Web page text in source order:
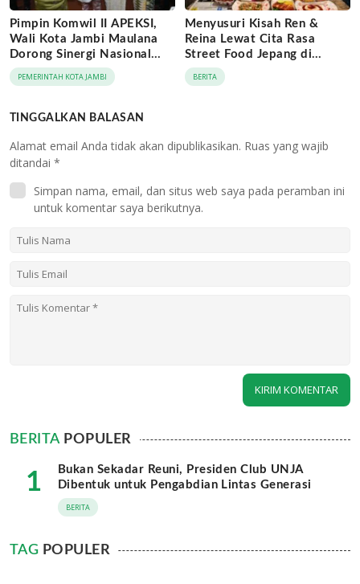
Pimpin Komwil II APEKSI,
Wali Kota Jambi Maulana
Dorong Sinergi Nasional
Antar-Kota
PEMERINTAH KOTA JAMBI
Menyusuri Kisah Ren &
Reina Lewat Cita Rasa
Street Food Jepang di
Jaringan Archipelago Hotels
BERITA
TINGGALKAN BALASAN
Alamat email Anda tidak akan dipublikasikan. Ruas yang wajib
ditandai *
Simpan nama, email, dan situs web saya pada peramban ini
untuk komentar saya berikutnya.
BERITA POPULER
1
Bukan Sekadar Reuni, Presiden Club UNJA
Dibentuk untuk Pengabdian Lintas Generasi
BERITA
TAG POPULER